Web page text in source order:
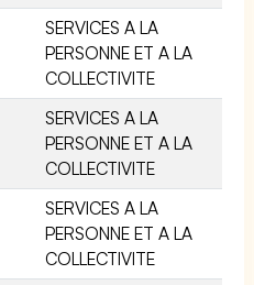
SERVICES A LA
PERSONNE ET A LA
COLLECTIVITE
SERVICES A LA
PERSONNE ET A LA
COLLECTIVITE
SERVICES A LA
PERSONNE ET A LA
COLLECTIVITE